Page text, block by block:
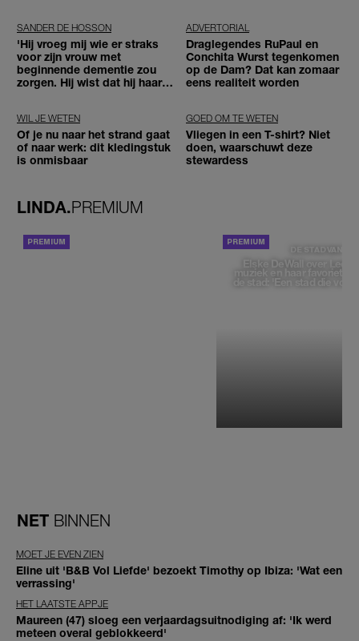
SANDER DE HOSSON
'Hij vroeg mij wie er straks
voor zijn vrouw met
beginnende dementie zou
zorgen. Hij wist dat hij haar
ADVERTORIAL
Draglegendes RuPaul en
Conchita Wurst tegenkomen
op de Dam? Dat kan zomaar
eens realiteit worden
WIL JE WETEN
Of je nu naar het strand gaat
of naar werk: dit kledingstuk
is onmisbaar
GOED OM TE WETEN
Vliegen in een T-shirt? Niet
doen, waarschuwt deze
stewardess
LINDA.PREMIUM
DE STAD VAN
Elske DeWall over
muziek en haar favoriete
de stad: 'Een stad die
NET BINNEN
MOET JE EVEN ZIEN
Eline uit 'B&B Vol Liefde' bezoekt Timothy op Ibiza: 'Wat een
verrassing'
HET LAATSTE APPJE
Maureen (47) sloeg een verjaardagsuitnodiging af: 'Ik werd
meteen overal geblokkeerd'